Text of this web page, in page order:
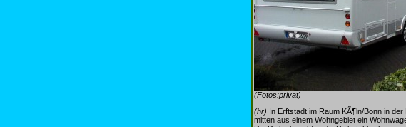
(Fotos:privat)
(hr) In Erftstadt im Raum KÃ¶ln/Bonn in
mitten aus einem Wohngebiet ein